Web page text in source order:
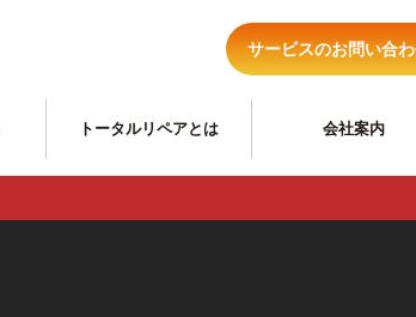
サービスのお問い合
トータルリペアとは 会社案内